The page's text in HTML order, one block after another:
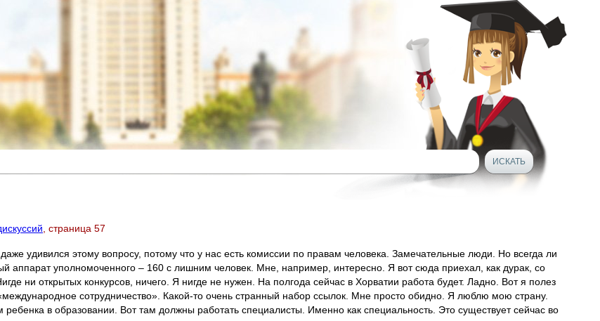
, страница 57
удивился этому вопросу, потому что у нас есть комиссии по правам человека. Замечательные люди. Но всегда ли
аппарат уполномоченного – 160 с лишним человек. Мне, например, интересно. Я вот сюда приехал, как дурак, со
ни открытых конкурсов, ничего. Я нигде не нужен. На полгода сейчас в Хорватии работа будет. Ладно. Вот я полез
сотрудничество». Какой-то очень странный набор ссылок. Мне просто обидно. Я люблю мою страну.
в образовании. Вот там должны работать специалисты. Именно как специальность. Это существует сейчас во